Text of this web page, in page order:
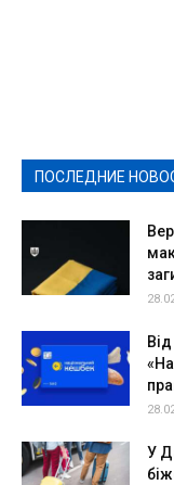
ПОСЛЕДНИЕ
У